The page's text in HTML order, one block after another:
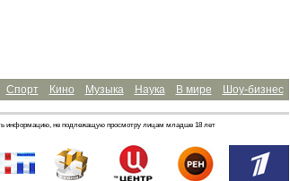
Шоу-бизнес
В мире
Наука
Музыка
Кино
Спорт
информацию, не подлежащую просмотру лицам младше 18 лет